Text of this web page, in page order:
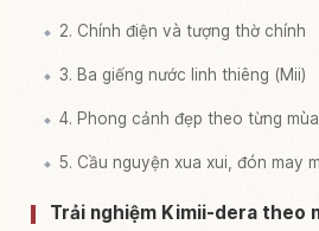
2. Chính điện và tượng thờ chính
3. Ba giếng nước linh thiêng (Mii)
4. Phong cảnh đẹp theo từng mùa
5. Cầu nguyện xua xui, đón may
Trải nghiệm Kimii-dera theo